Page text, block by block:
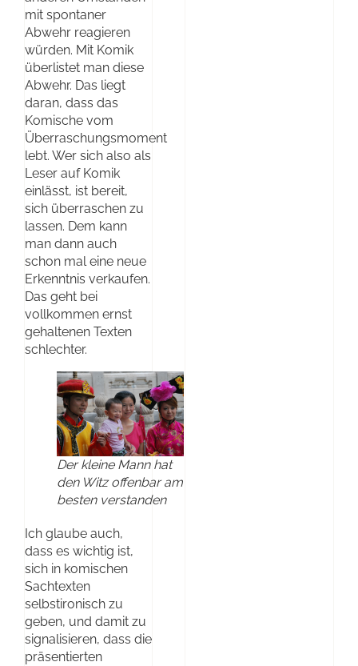
mit spontaner
Abwehr reagieren
würden. Mit Komik
überlistet man diese
Abwehr. Das liegt
daran, dass das
Komische vom
Überraschungsmoment
lebt. Wer sich also als
Leser auf Komik
einlässt, ist bereit,
sich überraschen zu
lassen. Dem kann
man dann auch
schon mal eine neue
Erkenntnis verkaufen.
Das geht bei
vollkommen ernst
gehaltenen Texten
schlechter.
Der kleine Mann hat
den Witz offenbar am
besten verstanden
Ich glaube auch,
dass es wichtig ist,
sich in komischen
Sachtexten
selbstironisch zu
geben, und damit zu
signalisieren, dass die
präsentierten